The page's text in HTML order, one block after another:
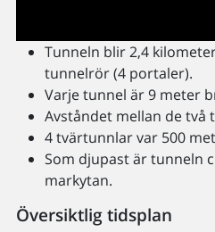
Tunneln blir 2,4
tunnelrör (4 portaler).
Varje tunnel är 9 meter
Avståndet mellan de två
4 tvärtunnlar var 500
Som djupast är tunneln
markytan.
Översiktlig tidsplan